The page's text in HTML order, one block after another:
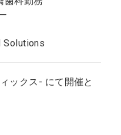
Solutions
ックス- にて開催と